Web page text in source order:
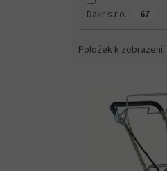
Dakr s.r.o. 67
Položek k zobrazení: